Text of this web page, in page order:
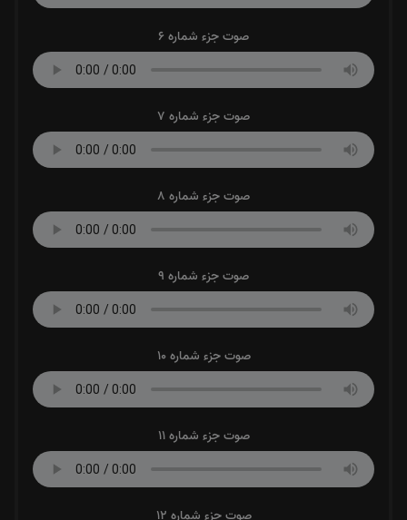
صوت جزء شماره 6
صوت جزء شماره 7
صوت جزء شماره 8
صوت جزء شماره 9
صوت جزء شماره 10
صوت جزء شماره 11